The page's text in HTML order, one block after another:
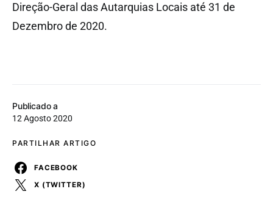
Publicado a
12 Agosto 2020
PARTILHAR ARTIGO
FACEBOOK
X (TWITTER)
Direção-Geral das Autarquias Locais até 31 de
Dezembro de 2020.